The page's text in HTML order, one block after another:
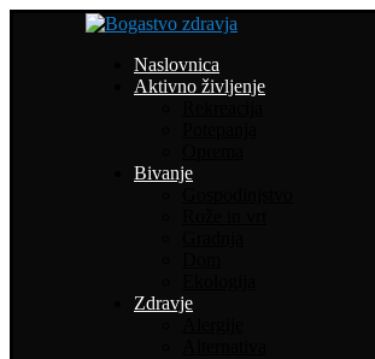
Naslovnica
Aktivno življenje
Bivanje
Zdravje